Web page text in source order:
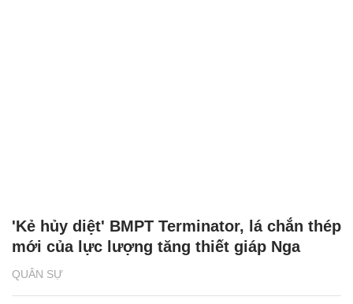
QUÂN SỰ
'Kẻ hủy diệt' BMPT Terminator, lá chắn thép
mới của lực lượng tăng thiết giáp Nga